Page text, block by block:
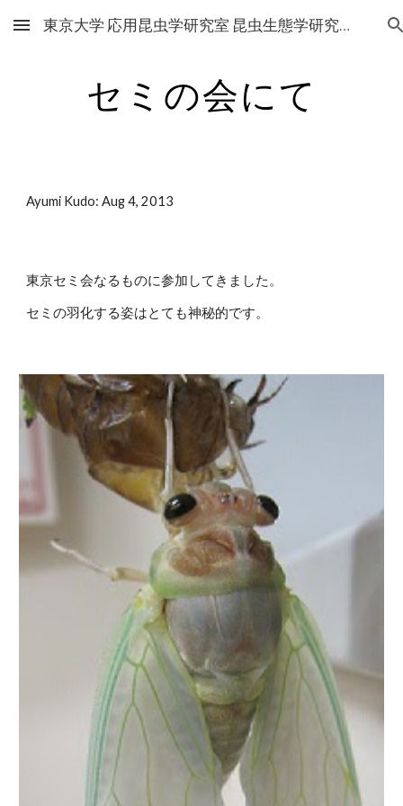
Skip to main content Skip to navigation
東京大学 応用昆虫学研究室 昆虫生態学研究グループ
セミの会にて
Ayumi Kudo: Aug 4, 2013
東京セミ会なるものに参加してきました。
セミの羽化する姿はとても神秘的です。